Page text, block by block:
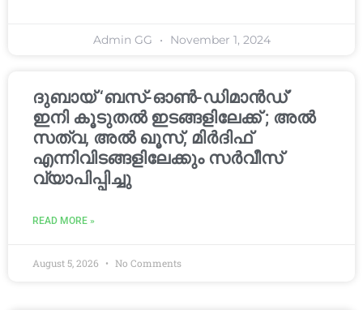
Admin GG November 1, 2024
ദുബായ് ‘ബസ്-ഓൺ-ഡിമാൻഡ്’
ഇനി കൂടുതൽ ഇടങ്ങളിലേക്ക് ; അൽ
സത്വ, അൽ ഖൂസ്, മിർദിഫ്
എന്നിവിടങ്ങളിലേക്കും സർവീസ്
വ്യാപിപ്പിച്ചു
READ MORE »
August 5, 2026 No Comments